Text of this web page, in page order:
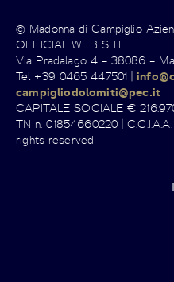
© Madonna di Campiglio
OFFICIAL WEB SITE
Via Pradalago 4 – 38086 –
Tel +39 0465 447501 |
campigliodolomiti@pec.it
CAPITALE SOCIALE €
TN n. 01854660220 |
rights reserved